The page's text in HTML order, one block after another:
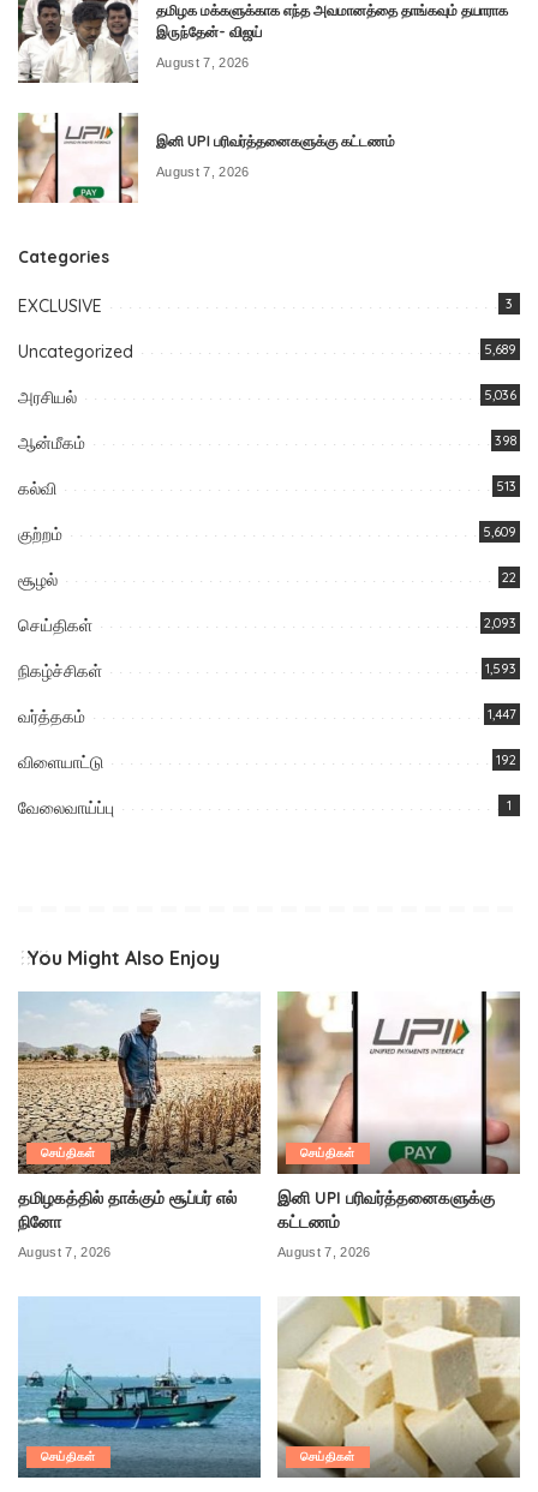
தமிழக மக்களுக்காக எந்த அவமானத்தை தாங்கவும் தயாராக
இருந்தேன்- விஜய்
August 7, 2026
இனி UPI பரிவர்த்தனைகளுக்கு கட்டணம்
August 7, 2026
Categories
EXCLUSIVE 3
Uncategorized 5,689
அரசியல் 5,036
ஆன்மீகம் 398
கல்வி 513
குற்றம் 5,609
சூழல் 22
செய்திகள் 2,093
நிகழ்ச்சிகள் 1,593
வர்த்தகம் 1,447
விளையாட்டு 192
வேலைவாய்ப்பு 1
You Might Also Enjoy
செய்திகள்
தமிழகத்தில் தாக்கும் சூப்பர் எல்
நினோ
August 7, 2026
செய்திகள்
இனி UPI பரிவர்த்தனைகளுக்கு
கட்டணம்
August 7, 2026
செய்திகள் செய்திகள்